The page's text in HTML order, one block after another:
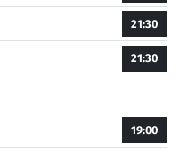
21:30
21:30
19:00